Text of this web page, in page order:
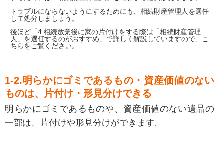
トラブルにならないようにするためにも、相続財産管理人を選任
して処分しましょう。
後ほど 「4.相続放棄後に家の片付けをする際は「相続財産管理
人」を選任するのがおすすめ」 で詳しく解説していますので、こ
ちらをご覧ください。
1-2.明らかにゴミであるもの・資産価値のない
ものは、片付け・形見分けできる
明らかにゴミであるものや、資産価値のない遺品の
一部は、片付けや形見分けができます。